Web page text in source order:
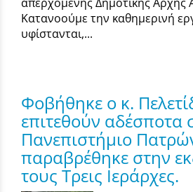
Κατανοούμε την καθημερινή
υφίστανται,...
Φοβήθηκε ο κ.
επιτεθούν αδέσποτα
Πανεπιστήμιο
παραβρέθηκε στην
τους Τρεις Ιεράρχες.